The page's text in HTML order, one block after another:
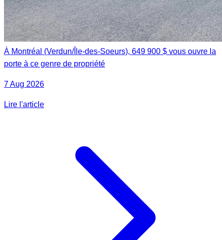
À Montréal (Verdun/Île-des-Soeurs), 649 900 $ vous ouvre la
porte à ce genre de propriété
7 Aug 2026
Lire l'article